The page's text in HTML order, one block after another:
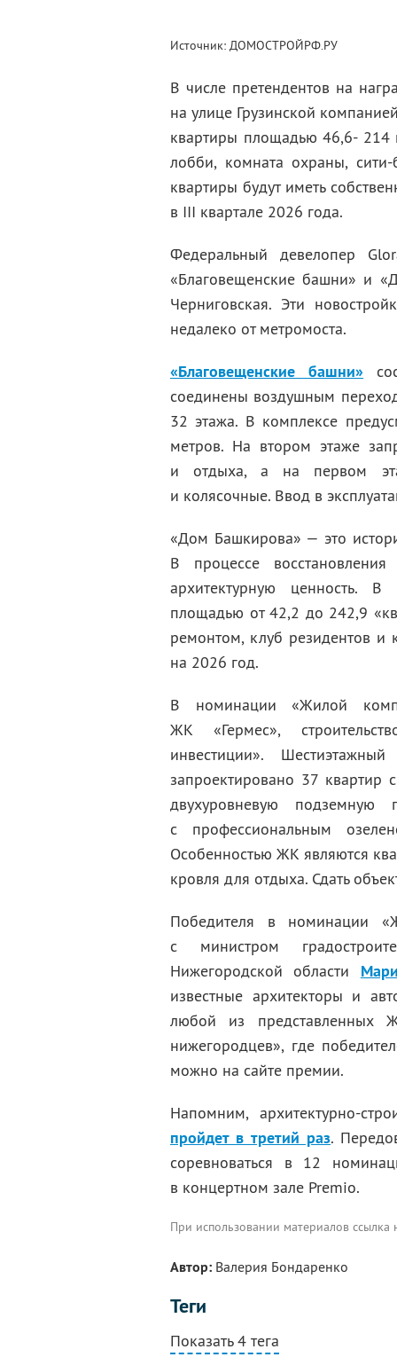
Источник: ДОМОСТРОЙРФ.РУ
В числе претендентов на
на улице Грузинской
квартиры площадью 46,6- 214
лобби, комната охраны,
квартиры будут иметь
в III квартале 2026 года.
Федеральный девелопер
«Благовещенские башни» и
Черниговская. Эти
недалеко от метромоста.
«Благовещенские башни»
соединены воздушным
32 этажа. В комплексе
метров. На втором этаже
и отдыха, а на первом
и колясочные. Ввод в
«Дом Башкирова» — это
В процессе
архитектурную ценность.
площадью от 42,2 до 242,9
ремонтом, клуб резидентов и
на 2026 год.
В номинации «Жилой
ЖК «Гермес»,
инвестиции».
запроектировано 37 квартир
двухуровневую подземную
с профессиональным
Особенностью ЖК являются
кровля для отдыха. Сдать
Победителя в номинации
с министром
Нижегородской области
известные архитекторы и
любой из представленных
нижегородцев», где
можно на сайте премии.
Напомним, архитектурно-
пройдет в третий раз.
соревноваться в 12
в концертном зале Premio.
При использовании материалов ссылка
Автор: Валерия Бондаренко
Теги
Показать 4 тега